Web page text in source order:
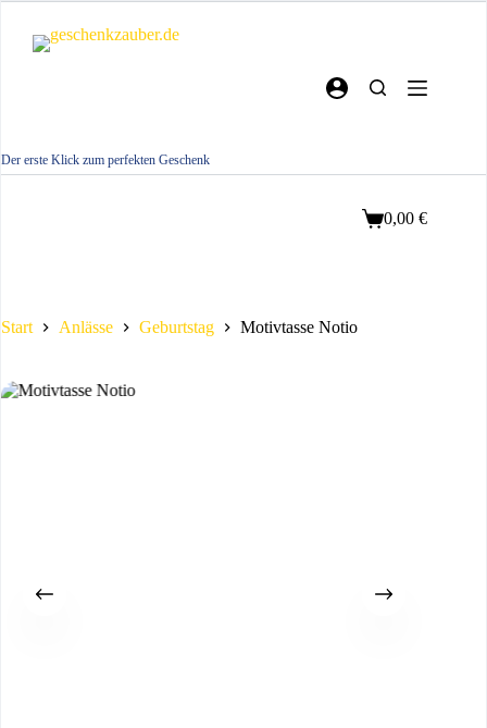
springen
Der erste Klick zum perfekten Geschenk
Warenkorb
0,00€
Start Anlässe Geburtstag Motivtasse Notio